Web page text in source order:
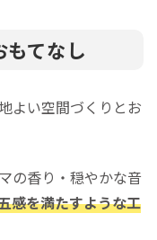
てなし
よい空間づくりとお
の香り・穏やかな音
感を満たすような工